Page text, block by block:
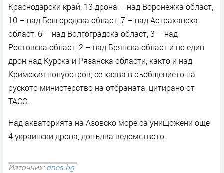
Краснодарски край, 13 дрона – над Воронежка област,
10 – над Белгородска област, 7 – над Астраханска
област, 6 – над Волгоградска област, 3 – над
Ростовска област, 2 – над Брянска област и по един
дрон над Курска и Рязанска области, както и над
Кримския полуостров, се казва в съобщението на
руското министерство на отбраната, цитирано от
ТАСС.
Над акваторията на Азовско море са унищожени още
4 украински дрона, допълва ведомството.
Източник:dnes.bg